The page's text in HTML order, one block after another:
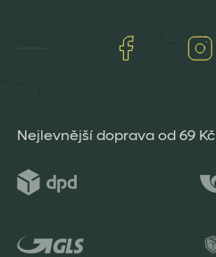
Facebook
Nejlevnější doprava od 69 Kč